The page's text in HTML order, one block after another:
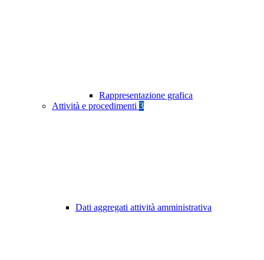
Rappresentazione grafica
Attività e procedimenti 3
Dati aggregati attività amministrativa